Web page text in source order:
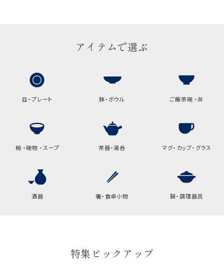
高さ
32.5cm
幅
9cm
幅
14cm
※犬猫時計には、手提袋をお付けできません
アイテムで選ぶ
皿・プレート 鉢・ボウル ご飯茶碗 ・丼
椀 ・碗物 ・スープ 茶器・湯呑 マグ・カップ・グラス
酒器 箸・食卓小物 鍋・調理器具
特集ピックアップ